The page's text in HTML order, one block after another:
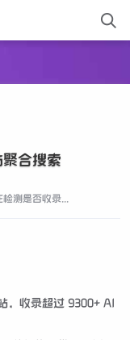
合搜索
检测是否收录...
，收录超过 9300+ AI